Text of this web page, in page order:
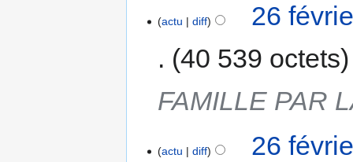
actu diff
26
40 539 octets
FAMILLE PAR
actu diff
26